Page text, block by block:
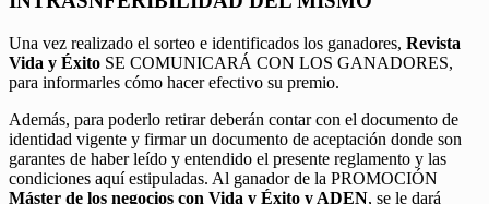
Una vez realizado el sorteo e identificados los ganadores, Revista
Vida y Éxito SE COMUNICARÁ CON LOS GANADORES,
para informarles cómo hacer efectivo su premio.
Además, para poderlo retirar deberán contar con el documento de
identidad vigente y firmar un documento de aceptación donde son
garantes de haber leído y entendido el presente reglamento y las
condiciones aquí estipuladas. Al ganador de la PROMOCIÓN
Máster de los negocios con Vida y Éxito y ADEN, se le dará